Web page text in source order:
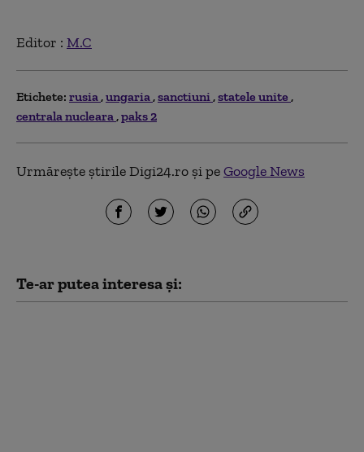
Editor : M.C
Etichete: rusia ungaria sanctiuni statele unite
centrala nucleara paks 2
Urmărește știrile Digi24.ro și peGoogle News
Te-ar putea interesa și: